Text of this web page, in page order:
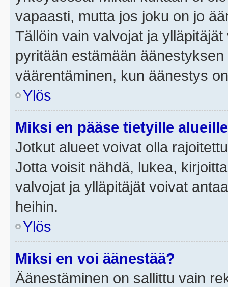
vapaasti, mutta jos joku on jo
Tällöin vain valvojat ja
pyritään estämään
väärentäminen, kun äänestys
Ylös
Miksi en pääse tietyille
Jotkut alueet voivat olla
Jotta voisit nähdä, lukea,
valvojat ja ylläpitäjät voivat
heihin.
Ylös
Miksi en voi äänestää?
Äänestäminen on sallittu vain